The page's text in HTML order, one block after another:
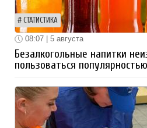
СТАТИСТИКА
08:07 | 5 августа
Безалкогольные напитки
пользоваться популярностью